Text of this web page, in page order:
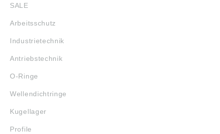
SALE
Arbeitsschutz
Industrietechnik
Antriebstechnik
O-Ringe
Wellendichtringe
Kugellager
Profile